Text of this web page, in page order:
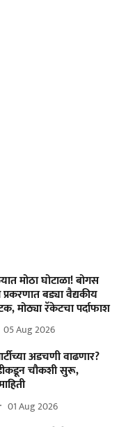
मोठा घोटाळा! बोगस
प्रकरणात बड्या वैद्यकीय
मोठ्या रॅकेटचा पर्दाफाश
05 Aug 2026
अडचणी वाढणार?
चौकशी सुरू,
01 Aug 2026